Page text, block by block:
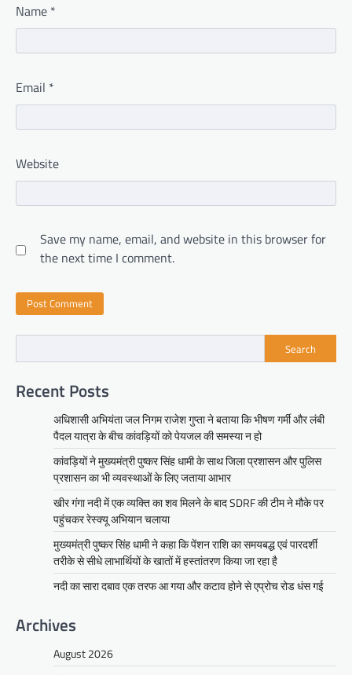
Name *
Email *
Website
Save my name, email, and website in this browser for
the next time I comment.
Search
Recent Posts
अधिशासी अभियंता जल निगम राजेश गुप्ता ने बताया कि भीषण गर्मी और लंबी
पैदल यात्रा के बीच कांवड़ियों को पेयजल की समस्या न हो
कांवड़ियों ने मुख्यमंत्री पुष्कर सिंह धामी के साथ जिला प्रशासन और पुलिस
प्रशासन का भी व्यवस्थाओं के लिए जताया आभार
खीर गंगा नदी में एक व्यक्ति का शव मिलने के बाद SDRF की टीम ने मौके पर
पहुंचकर रेस्क्यू अभियान चलाया
मुख्यमंत्री पुष्कर सिंह धामी ने कहा कि पेंशन राशि का समयबद्ध एवं पारदर्शी
तरीके से सीधे लाभार्थियों के खातों में हस्तांतरण किया जा रहा है
नदी का सारा दबाव एक तरफ आ गया और कटाव होने से एप्रोच रोड धंस गई
Archives
August 2026